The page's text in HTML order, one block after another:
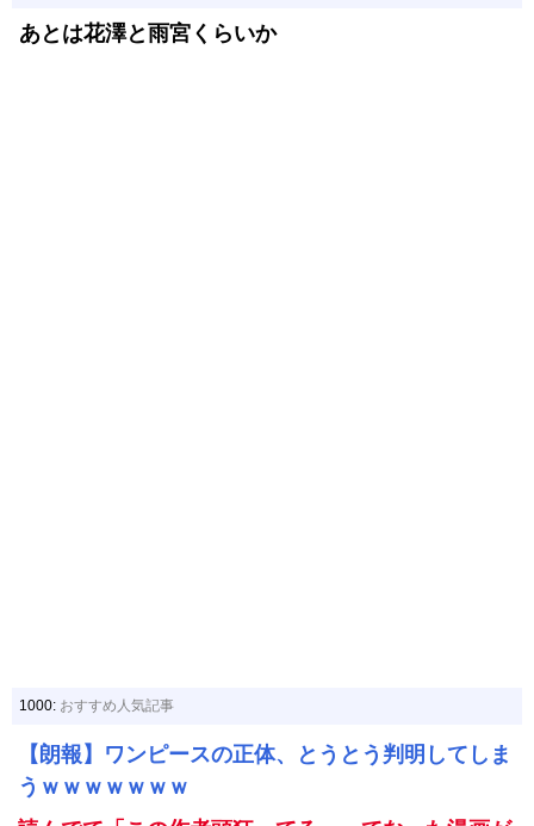
あとは花澤と雨宮くらいか
1000: おすすめ人気記事
【朗報】ワンピースの正体、とうとう判明してしま
うｗｗｗｗｗｗｗ